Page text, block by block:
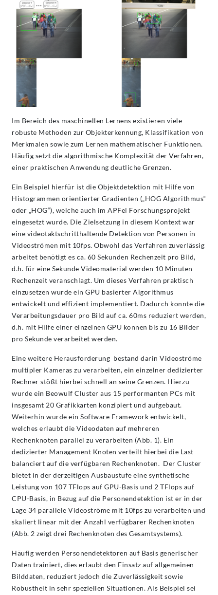
Im Bereich des maschinellen Lernens existieren viele
robuste Methoden zur Objekterkennung, Klassifikation von
Merkmalen sowie zum Lernen mathematischer Funktionen.
Häufig setzt die algorithmische Komplexität der Verfahren,
einer praktischen Anwendung deutliche Grenzen.
Ein Beispiel hierfür ist die Objektdetektion mit Hilfe von
Histogrammen orientierter Gradienten („HOG Algorithmus“
oder „HOG“), welche auch im APFel Forschungsprojekt
eingesetzt wurde. Die Zielsetzung in diesem Kontext war
eine videotaktschritthaltende Detektion von Personen in
Videoströmen mit 10fps. Obwohl das Verfahren zuverlässig
arbeitet benötigt es ca. 60 Sekunden Rechenzeit pro Bild,
d.h. für eine Sekunde Videomaterial werden 10 Minuten
Rechenzeit veranschlagt. Um dieses Verfahren praktisch
einzusetzen wurde ein GPU basierter Algorithmus
entwickelt und effizient implementiert. Dadurch konnte die
Verarbeitungsdauer pro Bild auf ca. 60ms reduziert werden,
d.h. mit Hilfe einer einzelnen GPU können bis zu 16 Bilder
pro Sekunde verarbeitet werden.
Eine weitere Herausforderung bestand darin Videoströme
multipler Kameras zu verarbeiten, ein einzelner dedizierter
Rechner stößt hierbei schnell an seine Grenzen. Hierzu
wurde ein Beowulf Cluster aus 15 performanten PCs mit
insgesamt 20 Grafikkarten konzipiert und aufgebaut.
Weiterhin wurde ein Software Framework entwickelt,
welches erlaubt die Videodaten auf mehreren
Rechenknoten parallel zu verarbeiten (Abb. 1). Ein
dedizierter Management Knoten verteilt hierbei die Last
balanciert auf die verfügbaren Rechenknoten. Der Cluster
bietet in der derzeitigen Ausbaustufe eine synthetische
Leistung von 107 TFlops auf GPU-Basis und 2 TFlops auf
CPU-Basis, in Bezug auf die Personendetektion ist er in der
Lage 34 parallele Videoströme mit 10fps zu verarbeiten und
skaliert linear mit der Anzahl verfügbarer Rechenknoten
(Abb. 2 zeigt drei Rechenknoten des Gesamtsystems).
Häufig werden Personendetektoren auf Basis generischer
Daten trainiert, dies erlaubt den Einsatz auf allgemeinen
Bilddaten, reduziert jedoch die Zuverlässigkeit sowie
Robustheit in sehr speziellen Situationen. Als Beispiel sei